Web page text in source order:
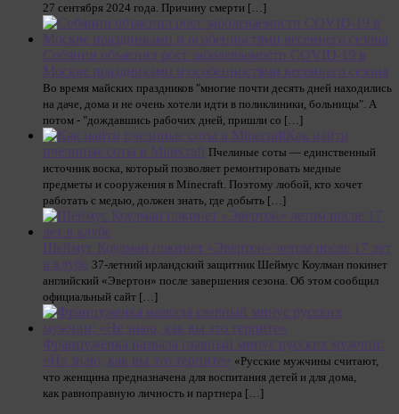
27 сентября 2024 года. Причину смерти […]
Собянин объяснил рост заболеваемости COVID-19 в
Москве праздниками и особенностями весеннего сезона
Во время майских праздников "многие почти десять дней находились
на даче, дома и не очень хотели идти в поликлиники, больницы". А
потом - "дождавшись рабочих дней, пришли со […]
Как найти
пчелиные соты в Minecraft Пчелиные соты — единственный
источник воска, который позволяет ремонтировать медные
предметы и сооружения в Minecraft. Поэтому любой, кто хочет
работать с медью, должен знать, где добыть […]
Шеймус Коулман покинет «Эвертон» летом после 17 лет
в клубе 37-летний ирландский защитник Шеймус Коулман покинет
английский «Эвертон» после завершения сезона. Об этом сообщил
официальный сайт […]
Француженка назвала главный минус русских мужчин:
«Не знаю, как вы это терпите» «Русские мужчины считают,
что женщина предназначена для воспитания детей и для дома,
как равноправную личность и партнера […]